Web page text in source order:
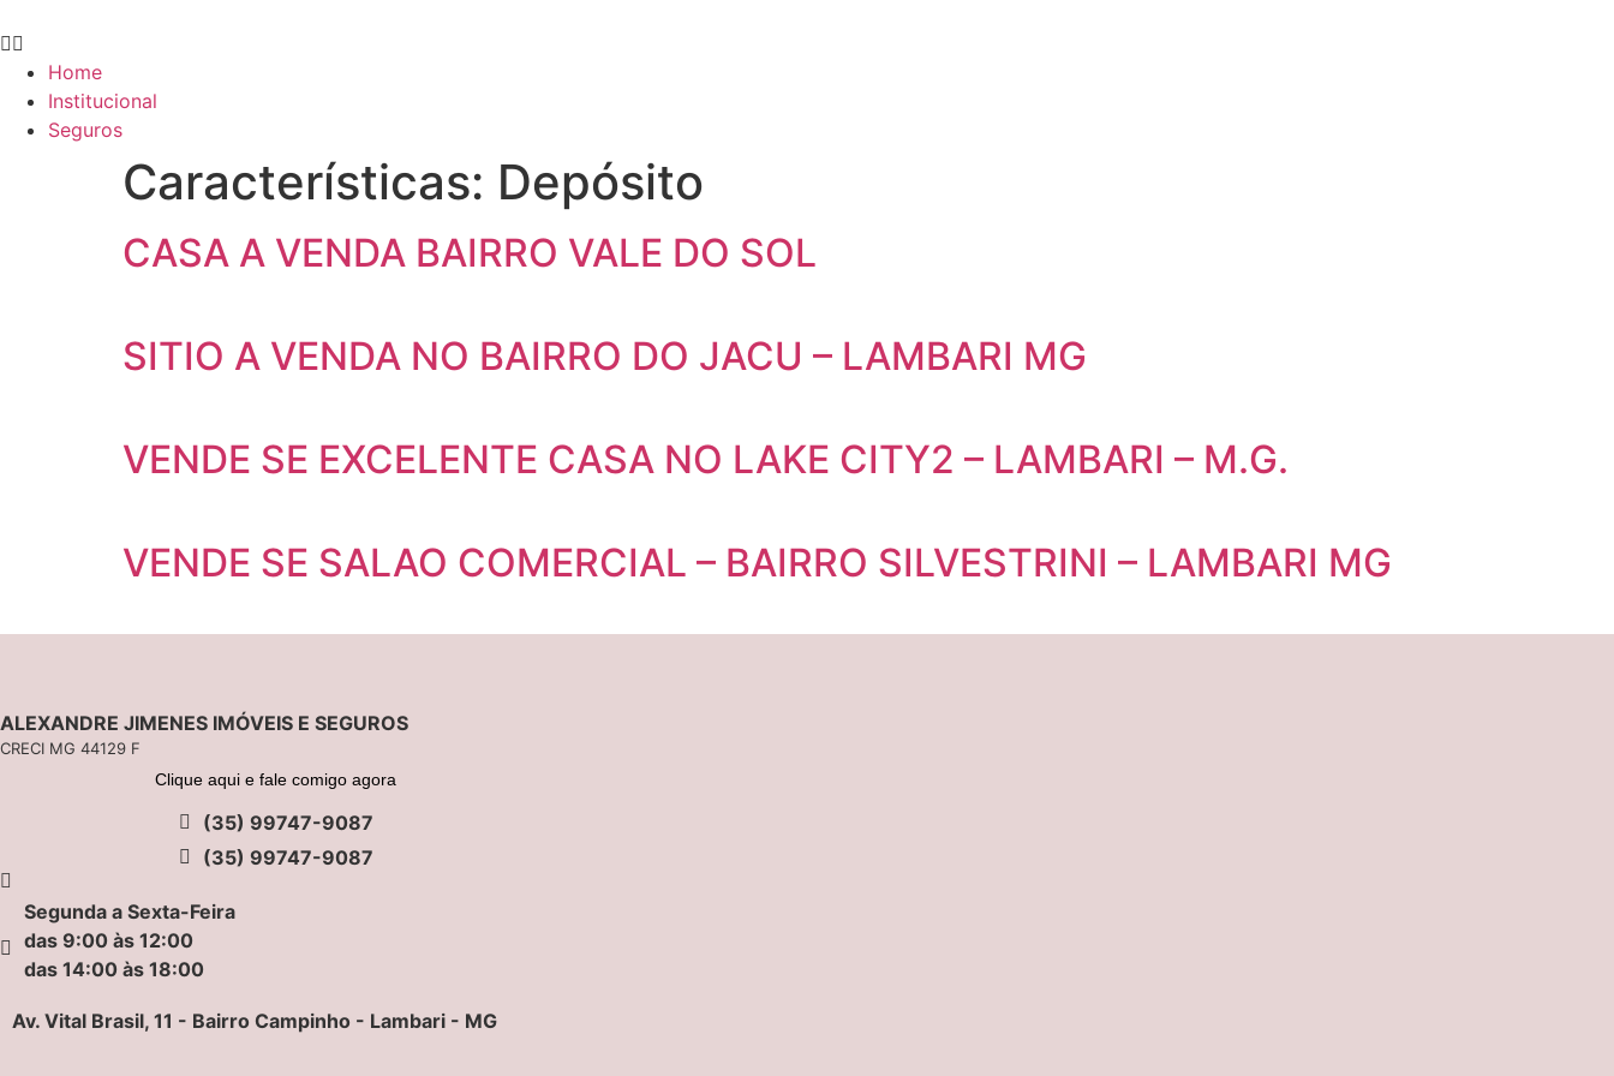
para
conteúdo
Home
Institucional
Seguros
Características: Depósito
CASA A VENDA BAIRRO VALE DO SOL
SITIO A VENDA NO BAIRRO DO JACU – LAMBARI MG
VENDE SE EXCELENTE CASA NO LAKE CITY2 – LAMBARI – M.G.
VENDE SE SALAO COMERCIAL – BAIRRO SILVESTRINI – LAMBARI MG
ALEXANDRE JIMENES IMÓVEIS E SEGUROS
CRECI MG 44129 F
Clique aqui e fale comigo agora
(35) 99747-9087
(35) 99747-9087
Segunda a Sexta-Feira
das 9:00 às 12:00
das 14:00 às 18:00
Av. Vital Brasil, 11 - Bairro Campinho - Lambari - MG